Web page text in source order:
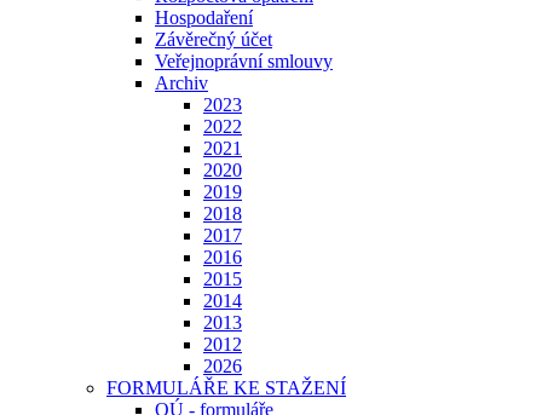
Hospodaření
Závěrečný účet
Veřejnoprávní smlouvy
Archiv
2023
2022
2021
2020
2019
2018
2017
2016
2015
2014
2013
2012
2026
FORMULÁŘE KE STAŽENÍ
OÚ - formuláře